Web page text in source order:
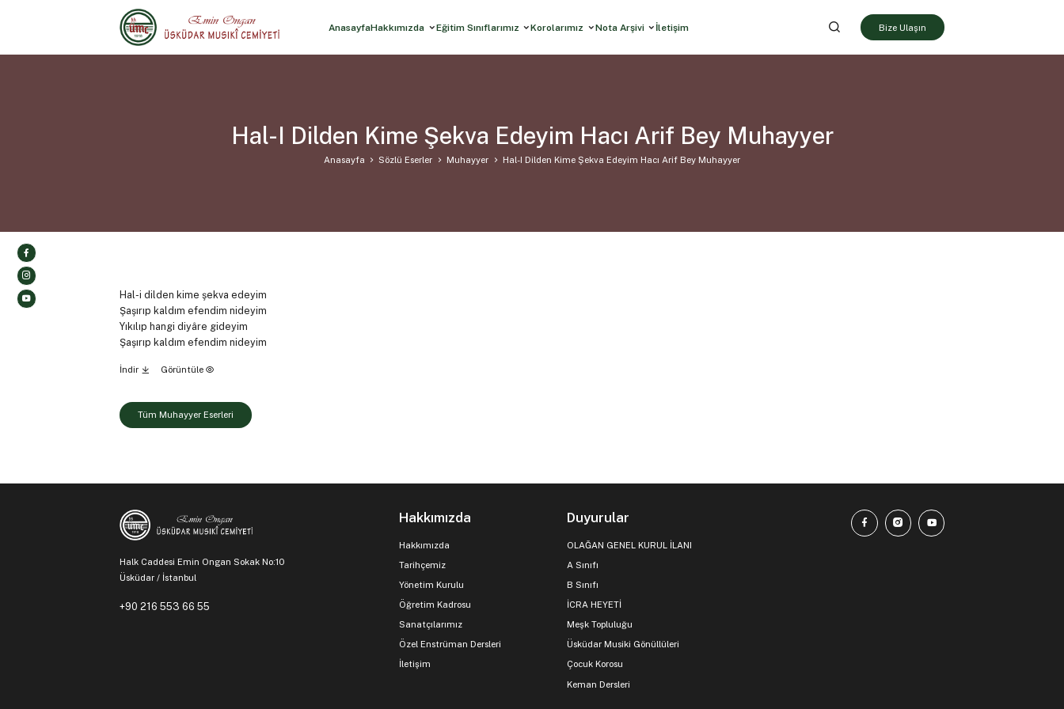
AnasayfaHakkımızda Eğitim Sınıflarımız Korolarımız Nota Arşivi İletişim Bize Ulaşın
Hal-I Dilden Kime Şekva Edeyim Hacı Arif Bey Muhayyer
Anasayfa Sözlü Eserler Muhayyer Hal-I Dilden Kime Şekva Edeyim Hacı Arif Bey Muhayyer
Hal-i dilden kime şekva edeyim
Şaşırıp kaldım efendim nideyim
Yıkılıp hangi diyâre gideyim
Şaşırıp kaldım efendim nideyim
İndir Görüntüle
Tüm Muhayyer Eserleri
Halk Caddesi Emin Ongan Sokak No:10
Üsküdar / İstanbul
+90 216 553 66 55
Hakkımızda
Hakkımızda
Tarihçemiz
Yönetim Kurulu
Öğretim Kadrosu
Sanatçılarımız
Özel Enstrüman Dersleri
İletişim
Duyurular
OLAĞAN GENEL KURUL İLANI
A Sınıfı
B Sınıfı
İCRA HEYETİ
Meşk Topluluğu
Üsküdar Musiki Gönüllüleri
Çocuk Korosu
Keman Dersleri